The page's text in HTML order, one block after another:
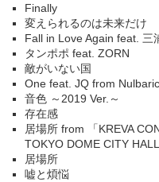
Finally
変えられるのは未来だけ
Fall in Love Again feat. 三
タンポポ feat. ZORN
敵がいない国
One feat. JQ from
音色 ～2019 Ver.～
存在感
居場所 from 「KREVA
TOKYO DOME CITY HALL
居場所
嘘と煩悩